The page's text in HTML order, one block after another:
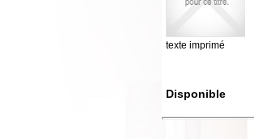
texte imprimé
Disponible